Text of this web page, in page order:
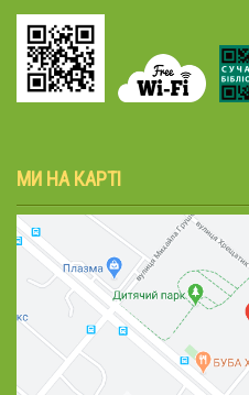
МИ НА КАРТІ